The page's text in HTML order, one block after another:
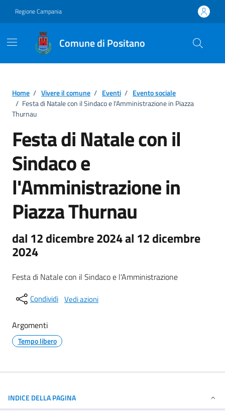
Regione Campania
Comune di Positano
Home / Vivere il comune / Eventi / Evento sociale
/ Festa di Natale con il Sindaco e l'Amministrazione in Piazza
Thurnau
Festa di Natale con il
Sindaco e
l'Amministrazione in
Piazza Thurnau
dal 12 dicembre 2024 al 12 dicembre
2024
Festa di Natale con il Sindaco e l'Amministrazione
Condividi Vedi azioni
Argomenti
Tempo libero
INDICE DELLA PAGINA